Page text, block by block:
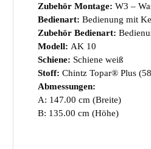
Zubehör Montage: W3 –
Bedienart: Bedienung mit
Zubehör Bedienart:
Modell: AK 10
Schiene: Schiene weiß
Stoff: Chintz Topar® Plus
Abmessungen:
A: 147.00 cm (Breite)
B: 135.00 cm (Höhe)